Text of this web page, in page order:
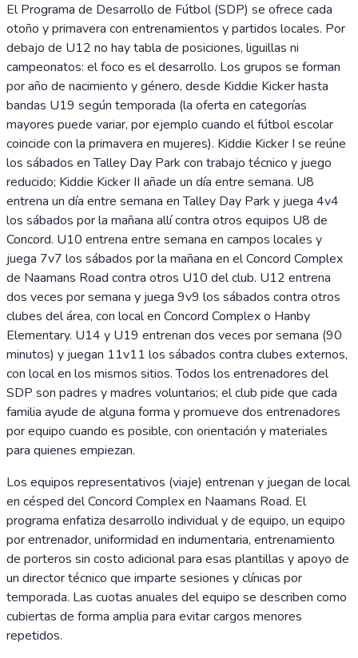
El Programa de Desarrollo de Fútbol (SDP) se ofrece cada
otoño y primavera con entrenamientos y partidos locales. Por
debajo de U12 no hay tabla de posiciones, liguillas ni
campeonatos: el foco es el desarrollo. Los grupos se forman
por año de nacimiento y género, desde Kiddie Kicker hasta
bandas U19 según temporada (la oferta en categorías
mayores puede variar, por ejemplo cuando el fútbol escolar
coincide con la primavera en mujeres). Kiddie Kicker I se reúne
los sábados en Talley Day Park con trabajo técnico y juego
reducido; Kiddie Kicker II añade un día entre semana. U8
entrena un día entre semana en Talley Day Park y juega 4v4
los sábados por la mañana allí contra otros equipos U8 de
Concord. U10 entrena entre semana en campos locales y
juega 7v7 los sábados por la mañana en el Concord Complex
de Naamans Road contra otros U10 del club. U12 entrena
dos veces por semana y juega 9v9 los sábados contra otros
clubes del área, con local en Concord Complex o Hanby
Elementary. U14 y U19 entrenan dos veces por semana (90
minutos) y juegan 11v11 los sábados contra clubes externos,
con local en los mismos sitios. Todos los entrenadores del
SDP son padres y madres voluntarios; el club pide que cada
familia ayude de alguna forma y promueve dos entrenadores
por equipo cuando es posible, con orientación y materiales
para quienes empiezan.
Los equipos representativos (viaje) entrenan y juegan de local
en césped del Concord Complex en Naamans Road. El
programa enfatiza desarrollo individual y de equipo, un equipo
por entrenador, uniformidad en indumentaria, entrenamiento
de porteros sin costo adicional para esas plantillas y apoyo de
un director técnico que imparte sesiones y clínicas por
temporada. Las cuotas anuales del equipo se describen como
cubiertas de forma amplia para evitar cargos menores
repetidos.